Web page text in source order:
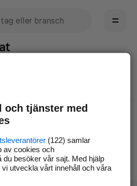
snabbare kan avhjälpa det.
i webbläsaren och försök igen
och tjänster med
(122) samlar
av cookies och
du besöker vår sajt. Med hjälp
utveckla vårt innehåll och våra